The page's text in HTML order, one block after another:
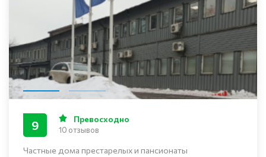
Частные дома престарелых и пансионаты
9 Превосходно
10 отзывов